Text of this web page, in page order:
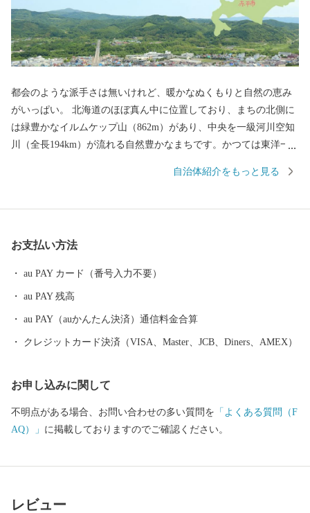
都会のような派手さは無いけれど、暖かなぬくもりと自然の恵み
がいっぱい。 北海道のほぼ真ん中に位置しており、まちの北側に
は緑豊かなイルムケップ山（862m）があり、中央を一級河川空知
川（全長194km）が流れる自然豊かなまちです。かつては東洋一
ら「ものづくりのまち」として大きく政策転換しました。 市内で
感謝の気持ちを込めてお届けします。 赤平市より真心を込めて。
自治体紹介をもっと見る
お支払い方法
au PAY カード（番号入力不要）
au PAY 残高
au PAY（auかんたん決済）通信料金合算
クレジットカード決済（VISA、Master、JCB、Diners、AMEX）
お申し込みに関して
不明点がある場合、お問い合わせの多い質問を 「よくある質問（F
AQ）」 に掲載しておりますのでご確認ください。
レビュー